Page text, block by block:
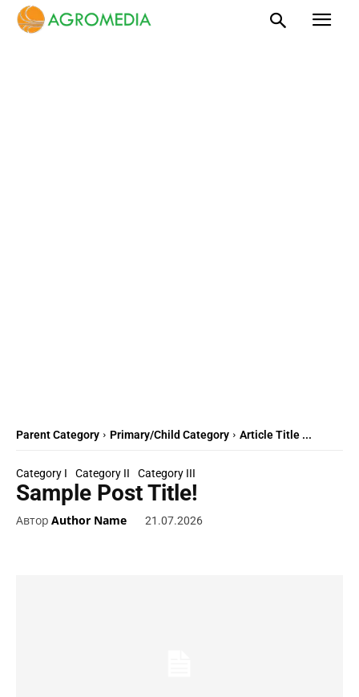
Parent Category Primary/Child Category Article Title ...
Category I Category II Category III
Sample Post Title!
Автор Author Name 21.07.2026